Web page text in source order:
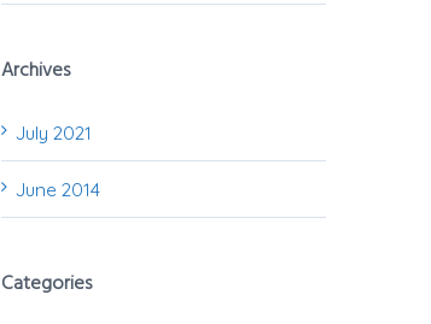
Archives
July 2021
June 2014
Categories